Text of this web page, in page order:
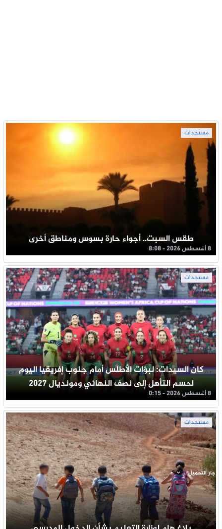
مستجدات
طقس السبت.. أجواء حارة بسوس ومناطق أخرى
8 أغسطس 2026 - 8:08
مستجدات
كان السيدات: لبؤات الأطلس أمام جنوب إفريقيا اليوم
لحسم التأهل إلى نصف النهائي ومونديال 2027
8 أغسطس 2026 - 0:15
مستجدات
جار التحميل ...